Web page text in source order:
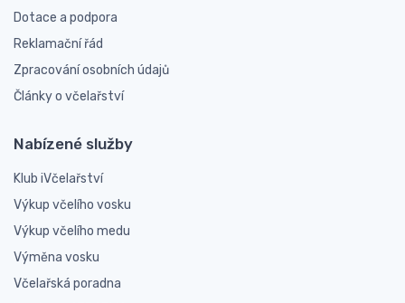
Dotace a podpora
Reklamační řád
Zpracování osobních údajů
Články o včelařství
Nabízené služby
Klub iVčelařství
Výkup včelího vosku
Výkup včelího medu
Výměna vosku
Včelařská poradna